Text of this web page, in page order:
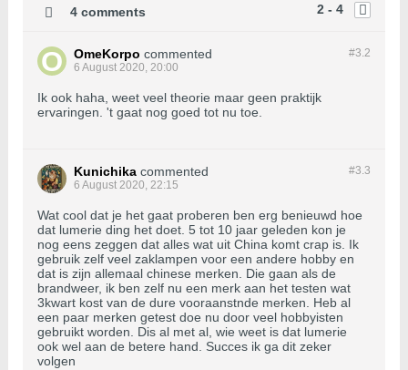
2 - 4
4 comments
#3.2
OmeKorpo commented
6 August 2020, 20:00
Ik ook haha, weet veel theorie maar geen praktijk
ervaringen. 't gaat nog goed tot nu toe.
#3.3
Kunichika commented
6 August 2020, 22:15
Wat cool dat je het gaat proberen ben erg benieuwd hoe
dat lumerie ding het doet. 5 tot 10 jaar geleden kon je
nog eens zeggen dat alles wat uit China komt crap is. Ik
gebruik zelf veel zaklampen voor een andere hobby en
dat is zijn allemaal chinese merken. Die gaan als de
brandweer, ik ben zelf nu een merk aan het testen wat
3kwart kost van de dure vooraanstnde merken. Heb al
een paar merken getest doe nu door veel hobbyisten
gebruikt worden. Dis al met al, wie weet is dat lumerie
ook wel aan de betere hand. Succes ik ga dit zeker
volgen